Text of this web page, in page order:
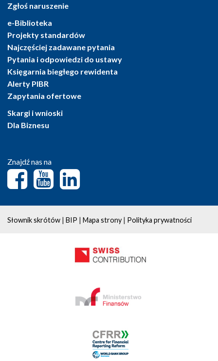
Zgłoś naruszenie
e-Biblioteka
Projekty standardów
Najczęściej zadawane pytania
Pytania i odpowiedzi do ustawy
Księgarnia biegłego rewidenta
Alerty PIBR
Zapytania ofertowe
Skargi i wnioski
Dla Biznesu
Znajdź nas na
Słownik skrótów | BIP | Mapa strony | Polityka prywatności